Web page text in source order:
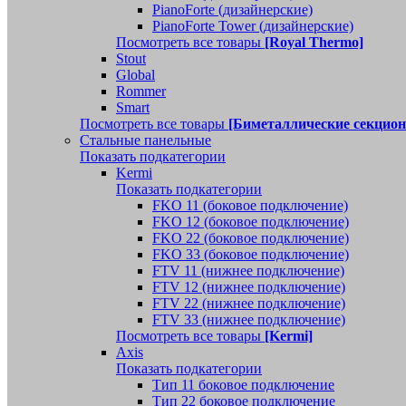
PianoForte (дизайнерские)
PianoForte Tower (дизайнерские)
Посмотреть все товары [Royal Thermo]
Stout
Global
Rommer
Smart
Посмотреть все товары [Биметаллические
Стальные панельные
Показать подкатегории
Kermi
Показать подкатегории
FKO 11 (боковое подключение)
FKO 12 (боковое подключение)
FKO 22 (боковое подключение)
FKO 33 (боковое подключение)
FTV 11 (нижнее подключение)
FTV 12 (нижнее подключение)
FTV 22 (нижнее подключение)
FTV 33 (нижнее подключение)
Посмотреть все товары [Kermi]
Axis
Показать подкатегории
Тип 11 боковое подключение
Тип 22 боковое подключение